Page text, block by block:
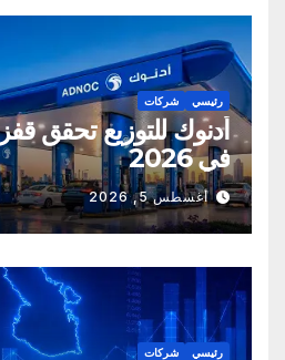
رئيسي شركات
أدنوك للتوزيع تحقق
في 2026
أغسطس 5, 2026
رئيسي شركات